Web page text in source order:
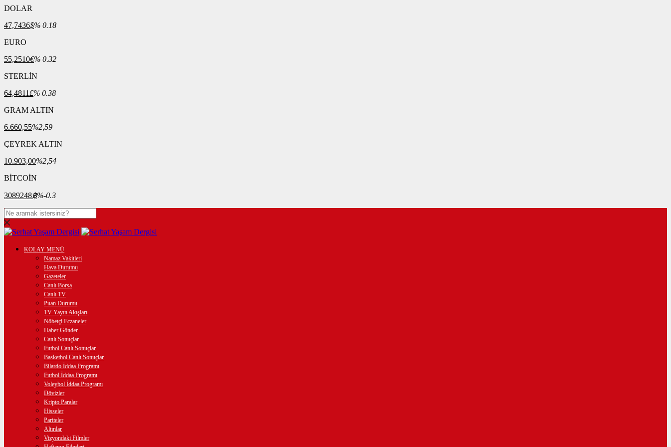
DOLAR
47,7436$% 0.18
EURO
55,2510€% 0.32
STERLİN
64,4811£% 0.38
GRAM ALTIN
6.660,55%2,59
ÇEYREK ALTIN
10.903,00%2,54
BİTCOİN
3089248฿%-0.3
KOLAY MENÜ
Namaz Vakitleri
Hava Durumu
Gazeteler
Canlı Borsa
Canlı TV
Puan Durumu
TV Yayın Akışları
Nöbetçi Eczaneler
Haber Gönder
Canlı Sonuçlar
Futbol Canlı Sonuçlar
Basketbol Canlı Sonuçlar
Bilardo İddaa Programı
Futbol İddaa Programı
Voleybol İddaa Programı
Dövizler
Kripto Paralar
Hisseler
Pariteler
Altınlar
Vizyondaki Filmler